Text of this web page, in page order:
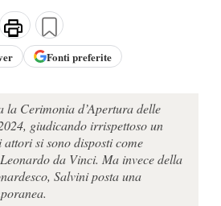
Fonti preferite
la Cerimonia d’Apertura delle
giudicando irrispettoso un
si sono disposti come
da Vinci. Ma invece della
Salvini posta una